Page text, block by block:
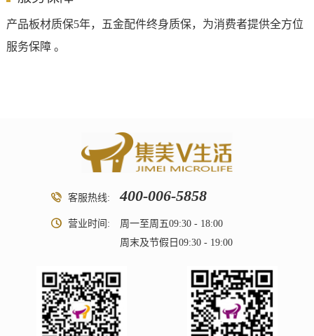
产品板材质保5年，五金配件终身质保，为消费者提供全方位
服务保障 。
客服热线: 400-006-5858
营业时间:
周一至周五09:30 - 18:00
周末及节假日09:30 - 19:00